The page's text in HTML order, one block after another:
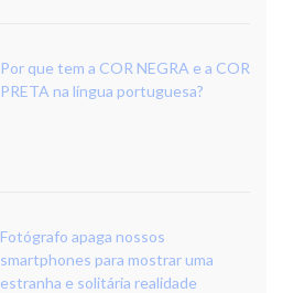
Por que tem a COR NEGRA e a COR
PRETA na língua portuguesa?
Fotógrafo apaga nossos
smartphones para mostrar uma
estranha e solitária realidade